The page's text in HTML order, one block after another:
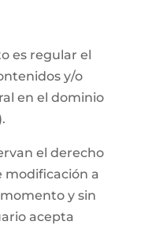
es regular el
y/o
en el dominio
.
el derecho
modificación a
y sin
acepta